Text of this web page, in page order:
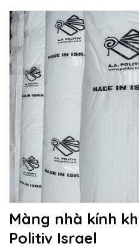
Màng nhà kính
Politiv Israel